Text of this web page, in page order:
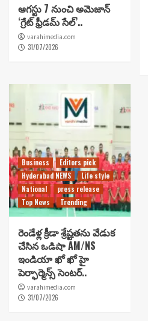
ఆగస్టు 7 నుంచి అమెజాన్
‘గ్రేట్ ఫ్రీడమ్ సేల్’..
varahimedia.com
31/07/2026
Business
Editors pick
Hyderabad NEWS
Life style
National
press release
Top News
Trending
రెండేళ్ల క్రీడా శ్రేష్టతను వేడుక
చేసిన ఒడిషా AM/NS
ఇండియా ఖో ఖో హై
పెర్ఫార్మెన్స్ సెంటర్..
varahimedia.com
31/07/2026